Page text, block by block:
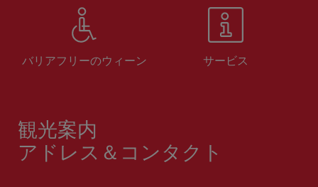
バリアフリーのウィーン サービス
観光案内
アドレス＆コンタクト